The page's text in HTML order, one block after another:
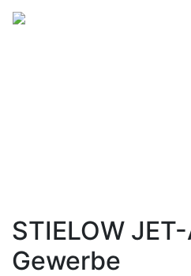
STIELOW
Gewerbe